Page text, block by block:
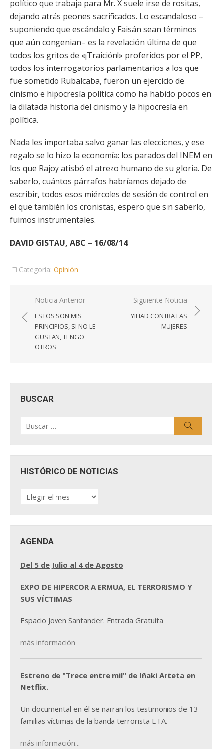
político que trabaja para Mr. X suele irse de rositas,
dejando atrás peones sacrificados. Lo escandaloso –
suponiendo que escándalo y Faisán sean términos
que aún congenian– es la revelación última de que
todos los gritos de «¡Traición!» proferidos por el PP,
todos los interrogatorios parlamentarios a los que
fue sometido Rubalcaba, fueron un ejercicio de
cinismo e hipocresía política como ha habido pocos en
la dilatada historia del cinismo y la hipocresía en
política.
Nada les importaba salvo ganar las elecciones, y ese
regalo se lo hizo la economía: los parados del INEM en
los que Rajoy atisbó el atrezo humano de su gloria. De
saberlo, cuántos párrafos habríamos dejado de
escribir, todos esos miércoles de sesión de control en
el que también los cronistas, espero que sin saberlo,
fuimos instrumentales.
DAVID GISTAU, ABC – 16/08/14
Categoría: Opinión
Navegación
de
entradas
Noticia Anterior
ESTOS SON MIS
PRINCIPIOS, SI NO LE
GUSTAN, TENGO
OTROS
Siguiente Noticia
YIHAD CONTRA LAS
MUJERES
BUSCAR
por:
HISTÓRICO DE NOTICIAS
HISTÓRICO
DE
AGENDA
Del 5 de Julio al 4 de Agosto
EXPO DE HIPERCOR A ERMUA, EL TERRORISMO Y
SUS VÍCTIMAS
Espacio Joven Santander. Entrada Gratuita
más información
Estreno de "Trece entre mil" de Iñaki Arteta en
Netflix.
Un documental en él se narran los testimonios de 13
familias víctimas de la banda terrorista ETA.
más información...